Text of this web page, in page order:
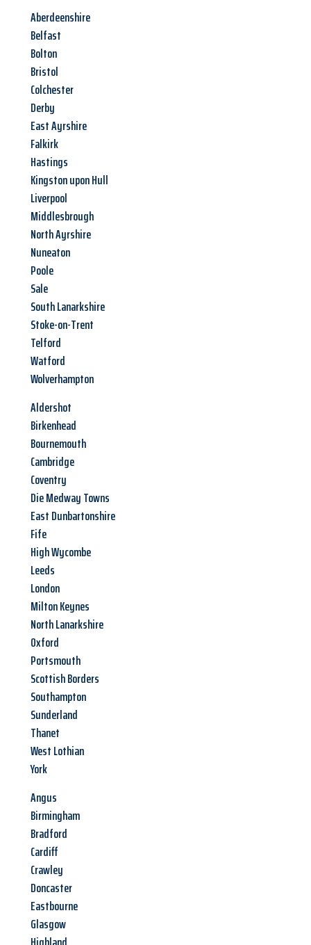
Aberdeenshire
Belfast
Bolton
Bristol
Colchester
Derby
East Ayrshire
Falkirk
Hastings
Kingston upon Hull
Liverpool
Middlesbrough
North Ayrshire
Nuneaton
Poole
Sale
South Lanarkshire
Stoke-on-Trent
Telford
Watford
Wolverhampton
Aldershot
Birkenhead
Bournemouth
Cambridge
Coventry
Die Medway Towns
East Dunbartonshire
Fife
High Wycombe
Leeds
London
Milton Keynes
North Lanarkshire
Oxford
Portsmouth
Scottish Borders
Southampton
Sunderland
Thanet
West Lothian
York
Angus
Birmingham
Bradford
Cardiff
Crawley
Doncaster
Eastbourne
Glasgow